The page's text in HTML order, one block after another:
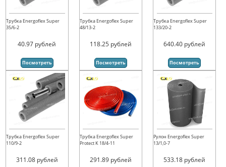
Трубка Energoflex Super
35/6-2
40.97 рублей
Посмотреть
Трубка Energoflex Super
48/13-2
118.25 рублей
Посмотреть
Трубка Energoflex Super
133/20-2
640.40 рублей
Посмотреть
Трубка Energoflex Super
110/9-2
311.08 рублей
Трубка Energoflex Super
Protect K 18/4-11
291.89 рублей
Рулон Energoflex Super
13/1,0-7
533.18 рублей